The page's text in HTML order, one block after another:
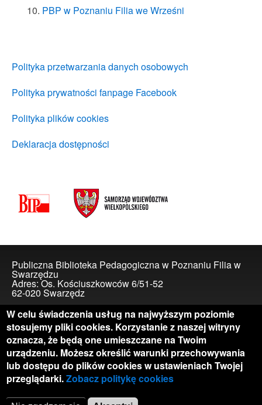
PBP w Poznaniu Filia we Wrześni
Polityka przetwarzania danych osobowych
Polityka prywatności fanpage Facebook
Polityka plików cookies
Deklaracja dostępności
Publiczna Biblioteka Pedagogiczna w Poznaniu Filia w
Swarzędzu
Adres: Os. Kościuszkowców 6/51-52
62-020 Swarzędz
Skontaktuj się z nami
telefon: 577 001 347
e-mail:biblioteka@swarzedz.pbp.poznan.pl
Biblioteka czynna w dni robocze w godzinach 9.00-17.00,
w drugą i czwartą sobotę miesiąca w godzinach 9.00-
15.00
W celu świadczenia usług na najwyższym poziomie
stosujemy pliki cookies. Korzystanie z naszej witryny
oznacza, że będą one umieszczane na Twoim
urządzeniu. Możesz określić warunki przechowywania
lub dostępu do plików cookies w ustawieniach Twojej
przeglądarki.Zobacz politykę cookies